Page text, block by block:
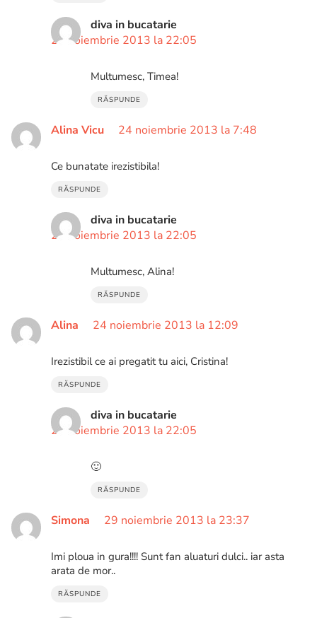
diva in bucatarie
26 noiembrie 2013 la 22:05
Multumesc, Timea!
RĂSPUNDE
Alina Vicu 24 noiembrie 2013 la 7:48
Ce bunatate irezistibila!
RĂSPUNDE
diva in bucatarie
26 noiembrie 2013 la 22:05
Multumesc, Alina!
RĂSPUNDE
Alina 24 noiembrie 2013 la 12:09
Irezistibil ce ai pregatit tu aici, Cristina!
RĂSPUNDE
diva in bucatarie
26 noiembrie 2013 la 22:05
🙂
RĂSPUNDE
Simona 29 noiembrie 2013 la 23:37
Imi ploua in gura!!!! Sunt fan aluaturi dulci.. iar asta
arata de mor..
RĂSPUNDE